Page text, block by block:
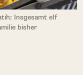
Insgesamt elf
bisher